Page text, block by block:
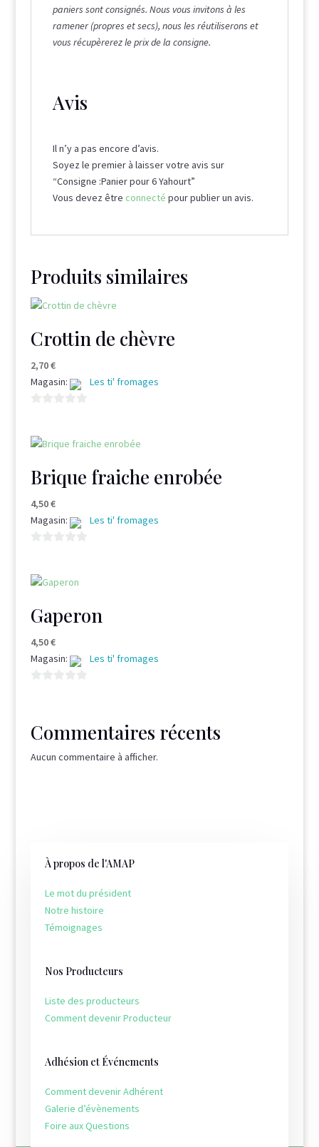
paniers sont consignés. Nous vous invitons à les
ramener (propres et secs), nous les réutiliserons et
vous récupèrerez le prix de la consigne.
Avis
Il n’y a pas encore d’avis.
Soyez le premier à laisser votre avis sur
“Consigne :Panier pour 6 Yahourt”
Vous devez être connecté pour publier un avis.
Produits similaires
Crottin de chèvre
2,70€
Magasin:
Les ti' fromages
u
5
Brique fraiche enrobée
4,50€
Magasin:
Les ti' fromages
u
5
Gaperon
4,50€
Magasin:
Les ti' fromages
r
5
Commentaires récents
Aucun commentaire à afficher.
À propos de l'AMAP
Le mot du président
Notre histoire
Témoignages
Nos Producteurs
Liste des producteurs
Comment devenir Producteur
Adhésion et Événements
Comment devenir Adhérent
Galerie d’évènements
Foire aux Questions